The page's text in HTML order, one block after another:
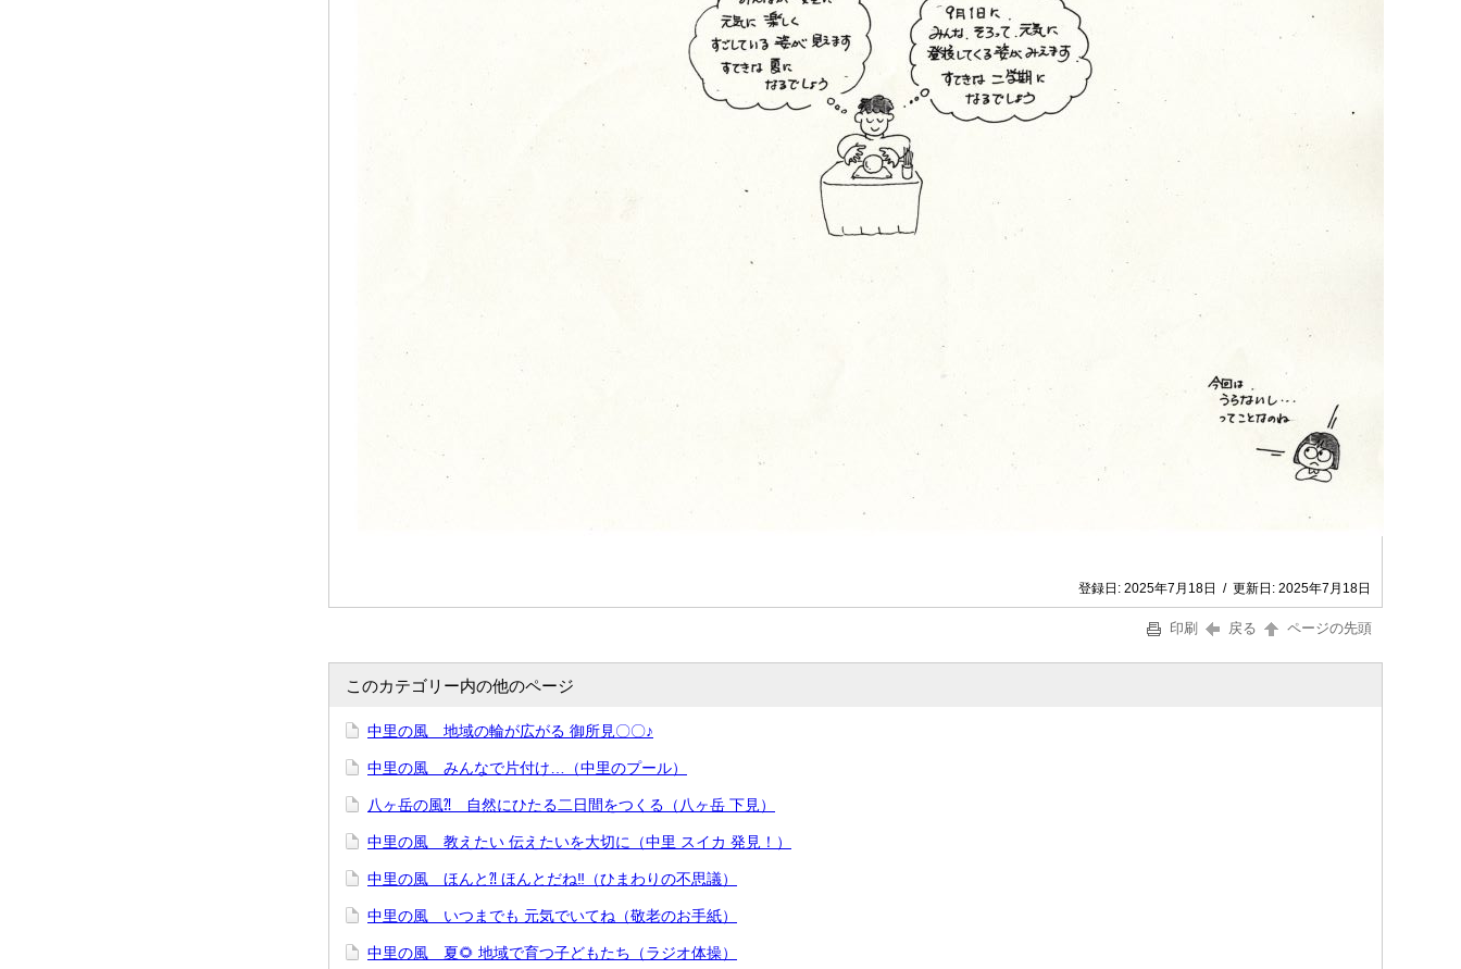
登録日: 2025年7月18日 / 更新日: 2025年7月18日
印刷 戻る ページの先頭
このカテゴリー内の他のページ
中里の風 地域の輪が広がる 御所見〇〇♪
中里の風 みんなで片付け…（中里のプール）
八ヶ岳の風⁈ 自然にひたる二日間をつくる（八ヶ岳 下見）
中里の風 教えたい 伝えたいを大切に（中里 スイカ 発見！）
中里の風 ほんと⁈ ほんとだね‼（ひまわりの不思議）
中里の風 いつまでも 元気でいてね（敬老のお手紙）
中里の風 夏🌻 地域で育つ子どもたち（ラジオ体操）